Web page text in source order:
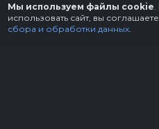
Мы используем файлы cookie
использовать сайт, вы
сбора и обработки данных